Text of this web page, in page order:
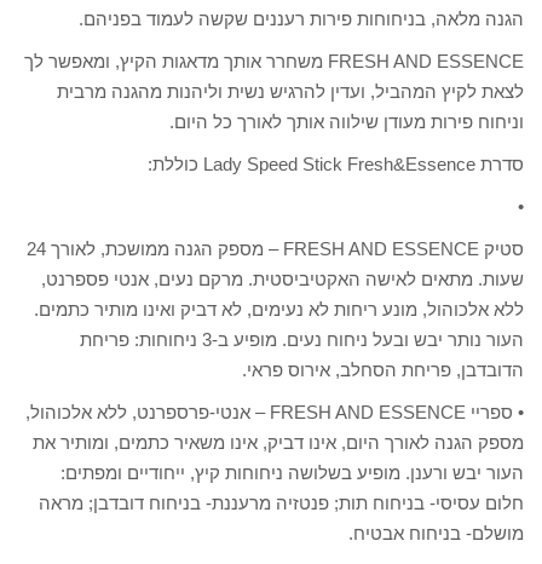
הגנה מלאה, בניחוחות פירות רעננים שקשה לעמוד בפניהם.
FRESH AND ESSENCE משחרר אותך מדאגות הקיץ, ומאפשר לך
לצאת לקיץ המהביל, ועדין להרגיש נשית וליהנות מהגנה מרבית
וניחוח פירות מעודן שילווה אותך לאורך כל היום.
סדרת Lady Speed Stick Fresh&Essence כוללת:
•
סטיק FRESH AND ESSENCE – מספק הגנה ממושכת, לאורך 24
שעות. מתאים לאישה האקטיביסטית. מרקם נעים, אנטי פספרנט,
ללא אלכוהול, מונע ריחות לא נעימים, לא דביק ואינו מותיר כתמים.
העור נותר יבש ובעל ניחוח נעים. מופיע ב-3 ניחוחות: פריחת
הדובדבן, פריחת הסחלב, אירוס פראי.
• ספריי FRESH AND ESSENCE – אנטי-פרספרנט, ללא אלכוהול,
מספק הגנה לאורך היום, אינו דביק, אינו משאיר כתמים, ומותיר את
העור יבש ורענן. מופיע בשלושה ניחוחות קיץ, ייחודיים ומפתים:
חלום עסיסי- בניחוח תות; פנטזיה מרעננת- בניחוח דובדבן; מראה
מושלם- בניחוח אבטיח.